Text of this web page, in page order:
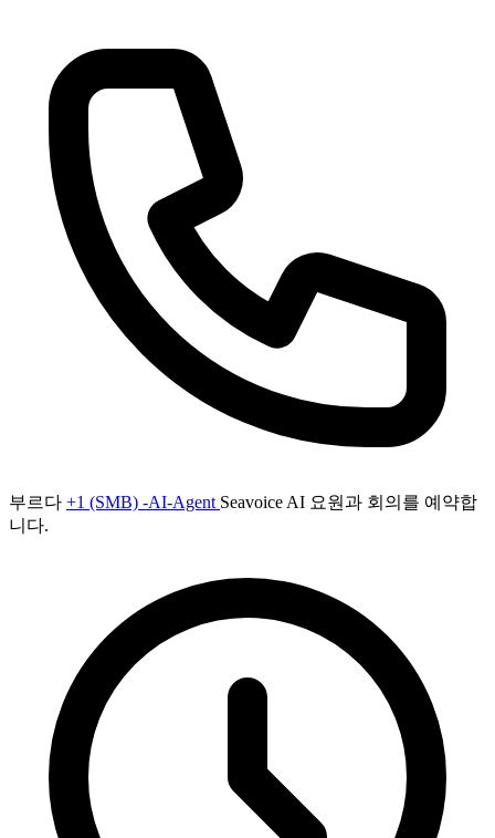
부르다 +1 (SMB) -AI-Agent Seavoice AI 요원과 회의를 예약합
니다.